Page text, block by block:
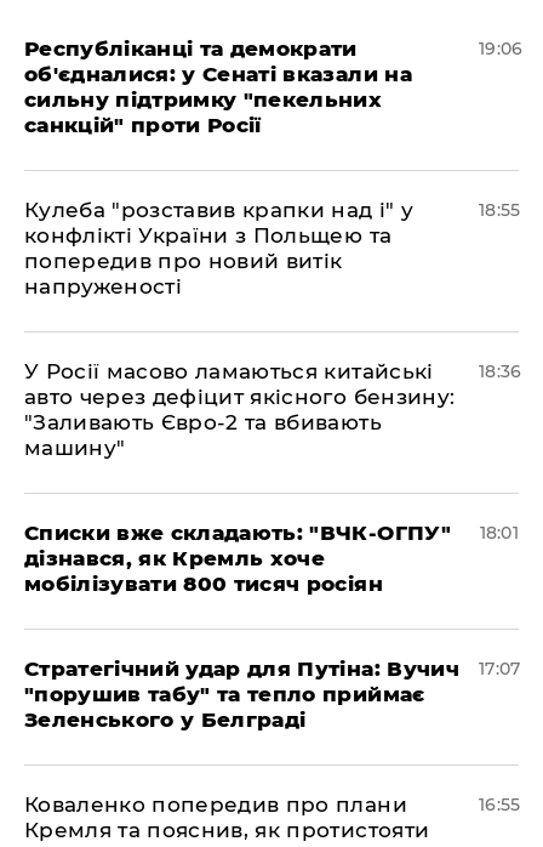
Республіканці та демократи
об'єдналися: у Сенаті вказали на
сильну підтримку "пекельних
санкцій" проти Росії
19:06
Кулеба "розставив крапки над і" у
конфлікті України з Польщею та
попередив про новий витік
напруженості
18:55
У Росії масово ламаються китайські
авто через дефіцит якісного бензину:
"Заливають Євро-2 та вбивають
машину"
18:36
Списки вже складають: "ВЧК-ОГПУ"
дізнався, як Кремль хоче
мобілізувати 800 тисяч росіян
18:01
Стратегічний удар для Путіна: Вучич
"порушив табу" та тепло приймає
Зеленського у Белграді
17:07
Коваленко попередив про плани
Кремля та пояснив, як протистояти
16:55